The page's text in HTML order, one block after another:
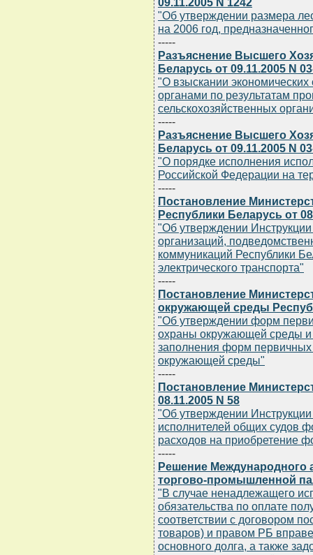
"Об утверждении размера
на 2006 год,
-----
Разъяснение Высшего
Беларусь от 09.11.2005 N
"О взыскании
органами по результатам
сельскохозяйственных
-----
Разъяснение Высшего
Беларусь от 09.11.2005 N
"О порядке исполнения
Российской Федерации на
-----
Постановление
Республики Беларусь от
"Об утверждении
организаций,
коммуникаций Республики
электрического транспорта"
-----
Постановление
окружающей среды
"Об утверждении форм
охраны окружающей среды и
заполнения форм первичных
окружающей среды"
-----
Постановление
08.11.2005 N 58
"Об утверждении
исполнителей общих судов
расходов на приобретение
-----
Решение Международного
торгово-промышленной
"В случае ненадлежащего
обязательства по оплате
соответствии с договором
товаров) и правом РБ
основного долга, а также